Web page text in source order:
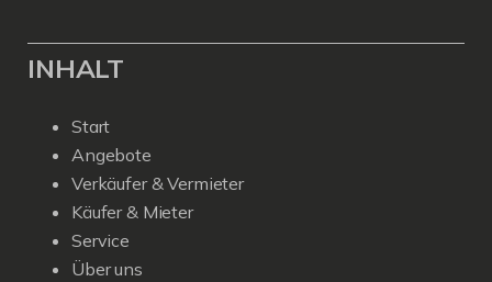
INHALT
Start
Angebote
Verkäufer & Vermieter
Käufer & Mieter
Service
Über uns